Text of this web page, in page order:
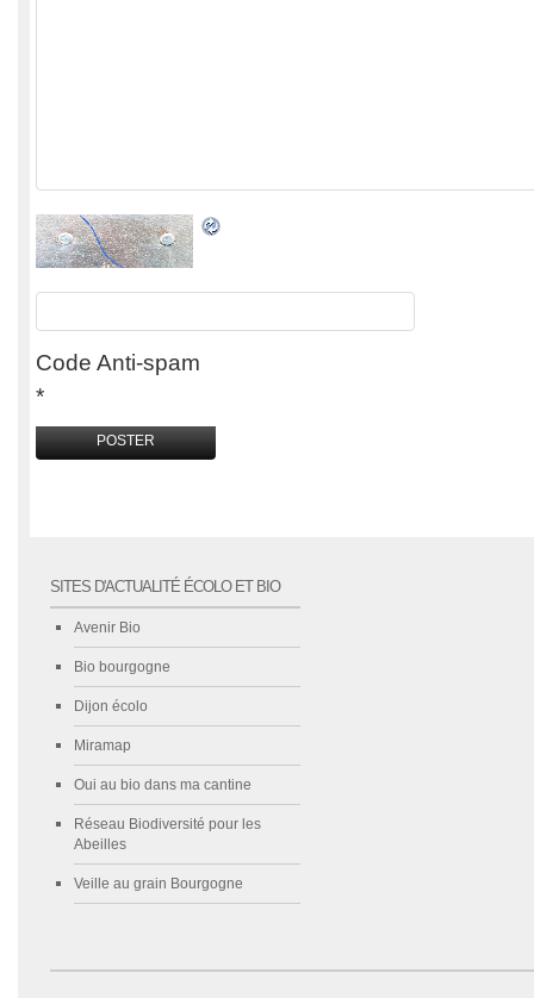
Code Anti-spam
*
SITES D'ACTUALITÉ ÉCOLO ET BIO
Avenir Bio
Bio bourgogne
Dijon écolo
Miramap
Oui au bio dans ma cantine
Réseau Biodiversité pour les
Abeilles
Veille au grain Bourgogne